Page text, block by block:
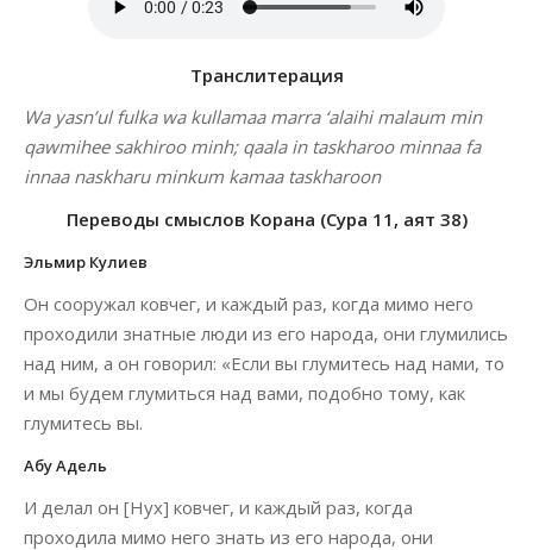
Транслитерация
Wa yasn’ul fulka wa kullamaa marra ‘alaihi malaum min
qawmihee sakhiroo minh; qaala in taskharoo minnaa fa
innaa naskharu minkum kamaa taskharoon
Переводы смыслов Корана (Сура 11, аят 38)
Эльмир Кулиев
Он сооружал ковчег, и каждый раз, когда мимо него
проходили знатные люди из его народа, они глумились
над ним, а он говорил: «Если вы глумитесь над нами, то
и мы будем глумиться над вами, подобно тому, как
глумитесь вы.
Абу Адель
И делал он [Нух] ковчег, и каждый раз, когда
проходила мимо него знать из его народа, они